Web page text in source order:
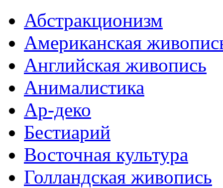
Абстракционизм
Американская
Английская живопись
Анималистика
Ар-деко
Бестиарий
Восточная культура
Голландская живопись